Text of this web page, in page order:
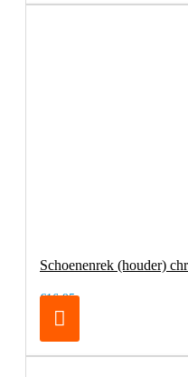
Schoenenrek (houder)
€16,95